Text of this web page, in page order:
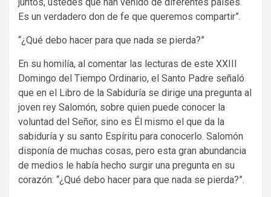
Es un verdadero don de fe que queremos compartir”.
“¿Qué debo hacer para que nada se pierda?”
En su homilía, al comentar las lecturas de este XXIII
Domingo del Tiempo Ordinario, el Santo Padre señaló
que en el Libro de la Sabiduría se dirige una pregunta al
joven rey Salomón, sobre quien puede conocer la
voluntad del Señor, sino es Él mismo el que da la
sabiduría y su santo Espíritu para conocerlo. Salomón
disponía de muchas cosas, pero esta gran abundancia
de medios le había hecho surgir una pregunta en su
corazón: “¿Qué debo hacer para que nada se pierda?”.